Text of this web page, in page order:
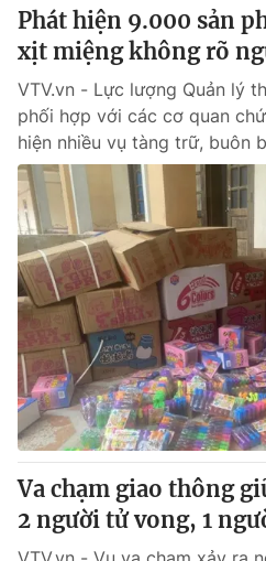
Phát hiện 9.000 sản
xịt miệng không rõ
VTV.vn - Lực lượng Quản lý
phối hợp với các cơ quan
hiện nhiều vụ tàng trữ, buôn
Va chạm giao thông
2 người tử vong, 1